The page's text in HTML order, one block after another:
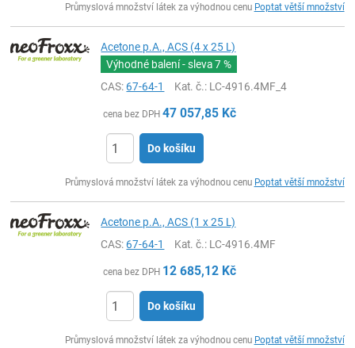
Průmyslová množství látek za výhodnou cenu Poptat větší množství
Acetone p.A., ACS (4 x 25 L)
Výhodné balení - sleva7 %
CAS:67-64-1 Kat. č.: LC-4916.4MF_4
cena bez DPH 47 057,85 Kč
Do košíku
Průmyslová množství látek za výhodnou cenu Poptat větší množství
Acetone p.A., ACS (1 x 25 L)
CAS:67-64-1 Kat. č.: LC-4916.4MF
cena bez DPH 12 685,12 Kč
Do košíku
Průmyslová množství látek za výhodnou cenu Poptat větší množství